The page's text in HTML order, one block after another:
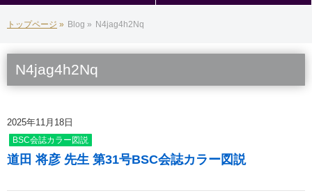
トップページ » Blog » N4jag4h2Nq
N4jag4h2Nq
2025年11月18日
BSC会誌カラー図説
道田 将彦 先生 第31号BSC会誌カラー図説